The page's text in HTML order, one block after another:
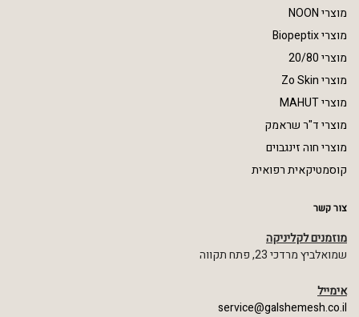
מוצרי NOON
מוצרי Biopeptix
מוצרי 20/80
מוצרי Zo Skin
מוצרי MAHUT
מוצרי ד"ר שראמק
מוצרי חוה זינגבוים
קוסמטיקאית רפואית
צור קשר
מוזמנים לקליניקה
שמואלביץ מרדכי 23, פתח תקווה
אימייל
service@galshemesh.co.il